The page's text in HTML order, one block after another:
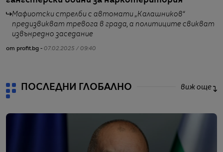
Мафиотски стрелби с автомати „Калашников“
предизвикват тревога в града, а политиците свикват
извънредно заседание
от profit.bg - 07.02.2025 / 09:40
ПОСЛЕДНИ ГЛОБАЛНО виж още